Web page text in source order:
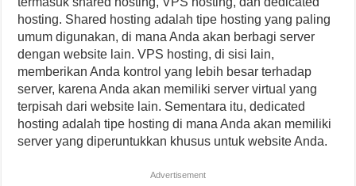
hosting. Shared hosting adalah tipe hosting yang paling
umum digunakan, di mana Anda akan berbagi server
dengan website lain. VPS hosting, di sisi lain,
memberikan Anda kontrol yang lebih besar terhadap
server, karena Anda akan memiliki server virtual yang
terpisah dari website lain. Sementara itu, dedicated
hosting adalah tipe hosting di mana Anda akan memiliki
server yang diperuntukkan khusus untuk website Anda.
Advertisement